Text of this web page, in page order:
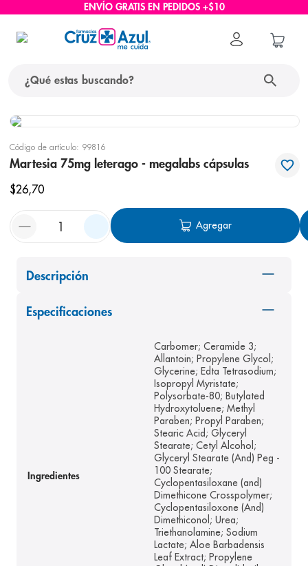
ENVÍO GRATIS EN PEDIDOS +$10
Código de artículo: 99816
Martesia 75mg leterago - megalabs cápsulas
$26,70
Agregar
Descripción
Especificaciones
Ingredientes
Carbomer; Ceramide 3;
Allantoin; Propylene Glycol;
Glycerine; Edta Tetrasodium;
Isopropyl Myristate;
Polysorbate-80; Butylated
Hydroxytoluene; Methyl
Paraben; Propyl Paraben;
Stearic Acid; Glyceryl
Stearate; Cetyl Alcohol;
Glyceryl Stearate (And) Peg -
100 Stearate;
Cyclopentasiloxane (and)
Dimethicone Crosspolymer;
Cyclopentasiloxone (And)
Dimethiconol; Urea;
Triethanolamine; Sodium
Lactate; Aloe Barbadensis
Leaf Extract; Propylene
términos más buscados
protector solar
6. bioderma